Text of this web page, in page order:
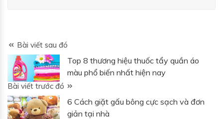
Bài viết sau đó
Top 8 thương hiệu thuốc tẩy quần áo
màu phổ biến nhất hiện nay
Bài viết trước đó
6 Cách giặt gấu bông cực sạch và đơn
giản tại nhà